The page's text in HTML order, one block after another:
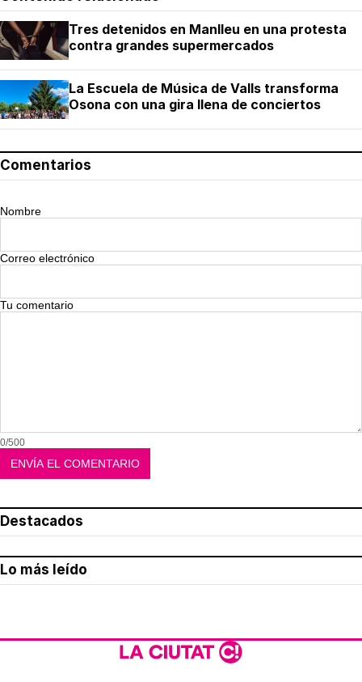
Tres detenidos en Manlleu en una protesta
contra grandes supermercados
La Escuela de Música de Valls transforma
Osona con una gira llena de conciertos
Comentarios
Nombre
Correo electrónico
Tu comentario
0/500
Destacados
Lo más leído